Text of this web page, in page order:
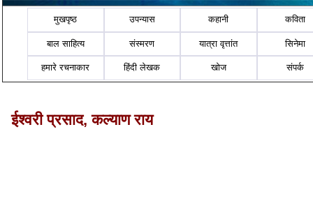
मुखपृष्ठ उपन्यास कहानी कविता
बाल साहित्य संस्मरण यात्रा वृत्तांत सिनेमा
हमारे रचनाकार हिंदी लेखक खोज संपर्क
ईश्वरी प्रसाद, कल्याण राय